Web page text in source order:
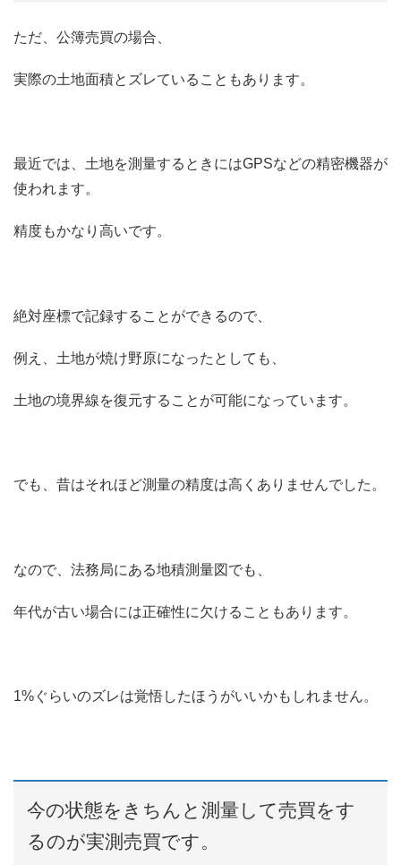
ただ、公簿売買の場合、
実際の土地面積とズレていることもあります。
最近では、土地を測量するときにはGPSなどの精密機器が
使われます。
精度もかなり高いです。
絶対座標で記録することができるので、
例え、土地が焼け野原になったとしても、
土地の境界線を復元することが可能になっています。
でも、昔はそれほど測量の精度は高くありませんでした。
なので、法務局にある地積測量図でも、
年代が古い場合には正確性に欠けることもあります。
1%ぐらいのズレは覚悟したほうがいいかもしれません。
今の状態をきちんと測量して売買をす
るのが実測売買です。